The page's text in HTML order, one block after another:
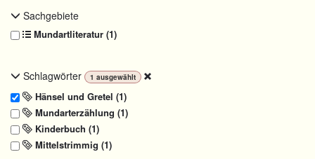
Sachgebiete
Mundartliteratur (1)
Schlagwörter 1 ausgewählt
Hänsel und Gretel (1)
Mundarterzählung (1)
Kinderbuch (1)
Mittelstrimmig (1)